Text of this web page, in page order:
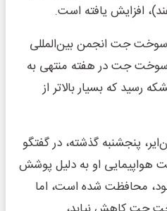
جت انجمن بین‌المللی
جت در هفته منتهی به
در هر بشکه رسید که بسیار بالاتر از
پنجشنبه گذشته، در گفتگو
او به دلیل پوشش
خود، محافظت شده است، اما